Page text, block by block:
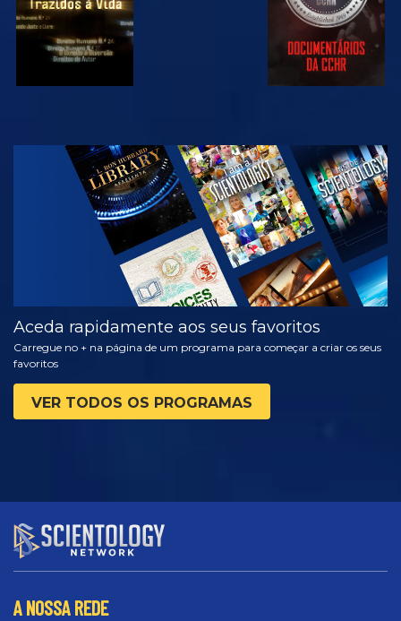
VER
EXPLORAR A
SÉRIE
Aceda rapidamente aos seus favoritos
Carregue no + na página de um programa para começar a criar os seus
favoritos
VER TODOS OS PROGRAMAS
A NOSSA REDE